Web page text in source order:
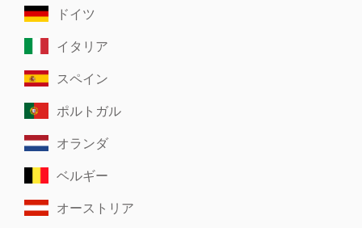
ドイツ
イタリア
スペイン
ポルトガル
オランダ
ベルギー
オーストリア